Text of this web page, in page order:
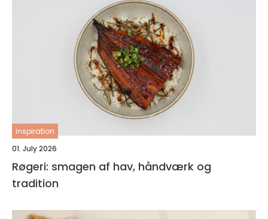
inspiration
01. July 2026
Røgeri: smagen af hav, håndværk og
tradition